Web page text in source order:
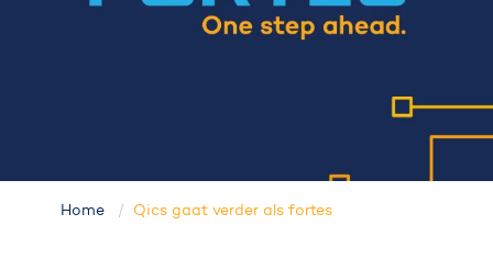
Home Qics gaat verder als fortes